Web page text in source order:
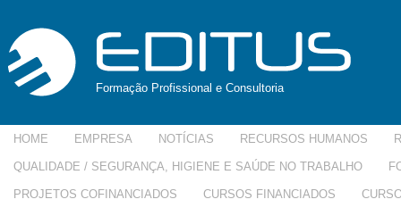
Formação Profissional e Consultoria
HOME EMPRESA NOTÍCIAS RECURSOS HUMANOS
QUALIDADE / SEGURANÇA, HIGIENE E SAÚDE NO TRABALHO
PROJETOS COFINANCIADOS CURSOS FINANCIADOS